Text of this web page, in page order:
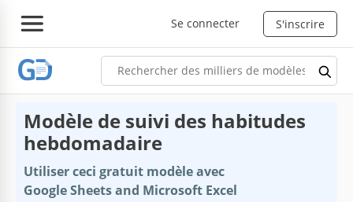
Se connecter S'inscrire
Modèle de suivi des habitudes
hebdomadaire
Utiliser ceci gratuit modèle avec
Google Sheets and Microsoft Excel